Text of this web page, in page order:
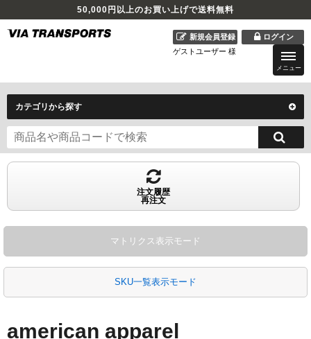
50,000 円以上のお買い上げで送料無料
新規会員登録
ログイン
ゲストユーザー 様
メニュー
カテゴリから探す
注文履歴
再注文
マトリクス表示モード
SKU一覧表示モード
american apparel